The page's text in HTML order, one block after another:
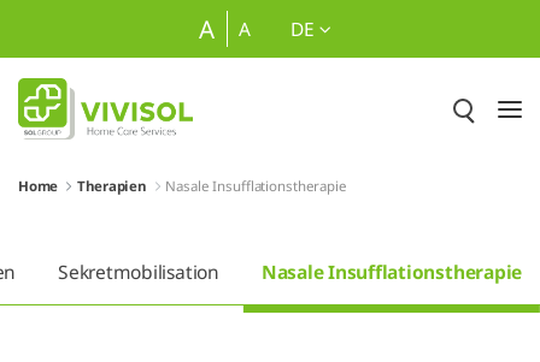
Zum Hauptinhalt springen
A A DE
Home Therapien Nasale Insufflationstherapie
Sekretmobilisation Nasale Insufflationstherapie